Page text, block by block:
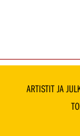
ARTISTIT JA